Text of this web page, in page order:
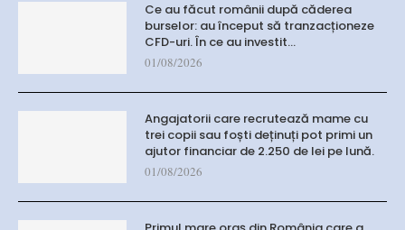
Ce au făcut românii după căderea
burselor: au început să tranzacționeze
CFD-uri. În ce au investit…
01/08/2026
Angajatorii care recrutează mame cu
trei copii sau foști deținuți pot primi un
ajutor financiar de 2.250 de lei pe lună.
01/08/2026